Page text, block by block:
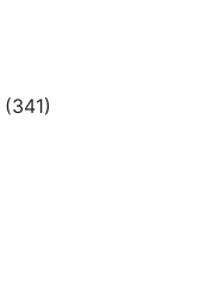
(341)